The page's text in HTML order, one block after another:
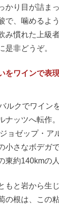
かり目が詰ま
、噛めるよ
み慣れた上級
是非どうぞ。
をワインで表現
ルクでワイン
ナッツへ転作。
ョゼップ・ア
小さなボデガ
東約140kmの
もと岩から生
の根は、この